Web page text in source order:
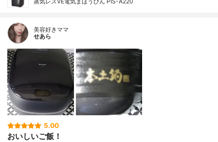
美容好きママ
せあら
5.00
おいしいご飯！